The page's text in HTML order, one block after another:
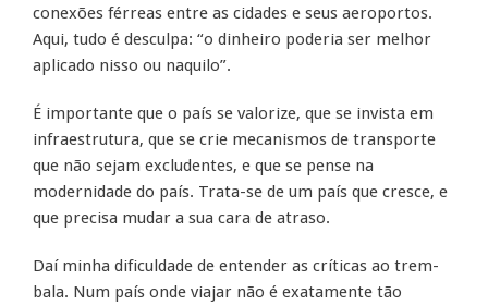
conexões férreas entre as cidades e seus aeroportos.
Aqui, tudo é desculpa: “o dinheiro poderia ser melhor
aplicado nisso ou naquilo”.
É importante que o país se valorize, que se invista em
infraestrutura, que se crie mecanismos de transporte
que não sejam excludentes, e que se pense na
modernidade do país. Trata-se de um país que cresce, e
que precisa mudar a sua cara de atraso.
Daí minha dificuldade de entender as críticas ao trem-
bala. Num país onde viajar não é exatamente tão